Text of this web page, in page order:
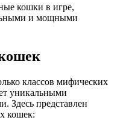
кошки в игре,
и мощными
классов мифических
уникальными
Здесь представлен
кошек: